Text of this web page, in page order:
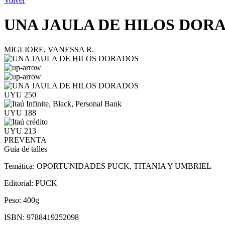
UNA JAULA DE HILOS
MIGLIORE, VANESSA R.
UYU 250
UYU 188
UYU 213
PREVENTA
Guía de talles
Temática: OPORTUNIDADES PUCK, TITANIA Y UMBRIEL
Editorial: PUCK
Peso: 400g
ISBN: 9788419252098